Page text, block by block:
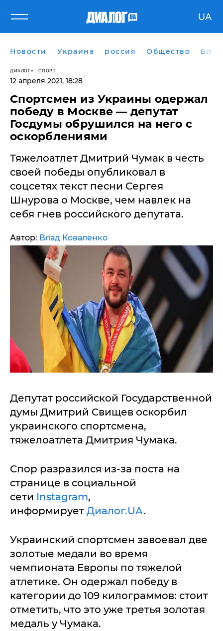
UA
Новости Украина россия Общество
ДИАЛОГ СПОРТ
12 апреля 2021, 18:28
Спортсмен из Украины одержал
победу в Москве — депутат
Госдумы обрушился на него с
оскорблениями
Тяжелоатлет Дмитрий Чумак в честь
своей победы опубликовал в
соцсетях текст песни Сергея
Шнурова о Москве, чем навлек на
себя гнев российского депутата.
Автор: Влад Коваленко
Депутат российской Государственной
думы Дмитрий Свищев оскорбил
украинского спортсмена,
тяжелоатлета Дмитрия Чумака.
Спор разразился из-за поста на
странице в социальной
сети Instagram,
информирует Диалог.UA.
Украинский спортсмен завоевал две
золотые медали во время
чемпионата Европы по тяжелой
атлетике. Он одержал победу в
категории до 109 килограммов: стоит
отметить, что это уже третья золотая
медаль у Чумака.